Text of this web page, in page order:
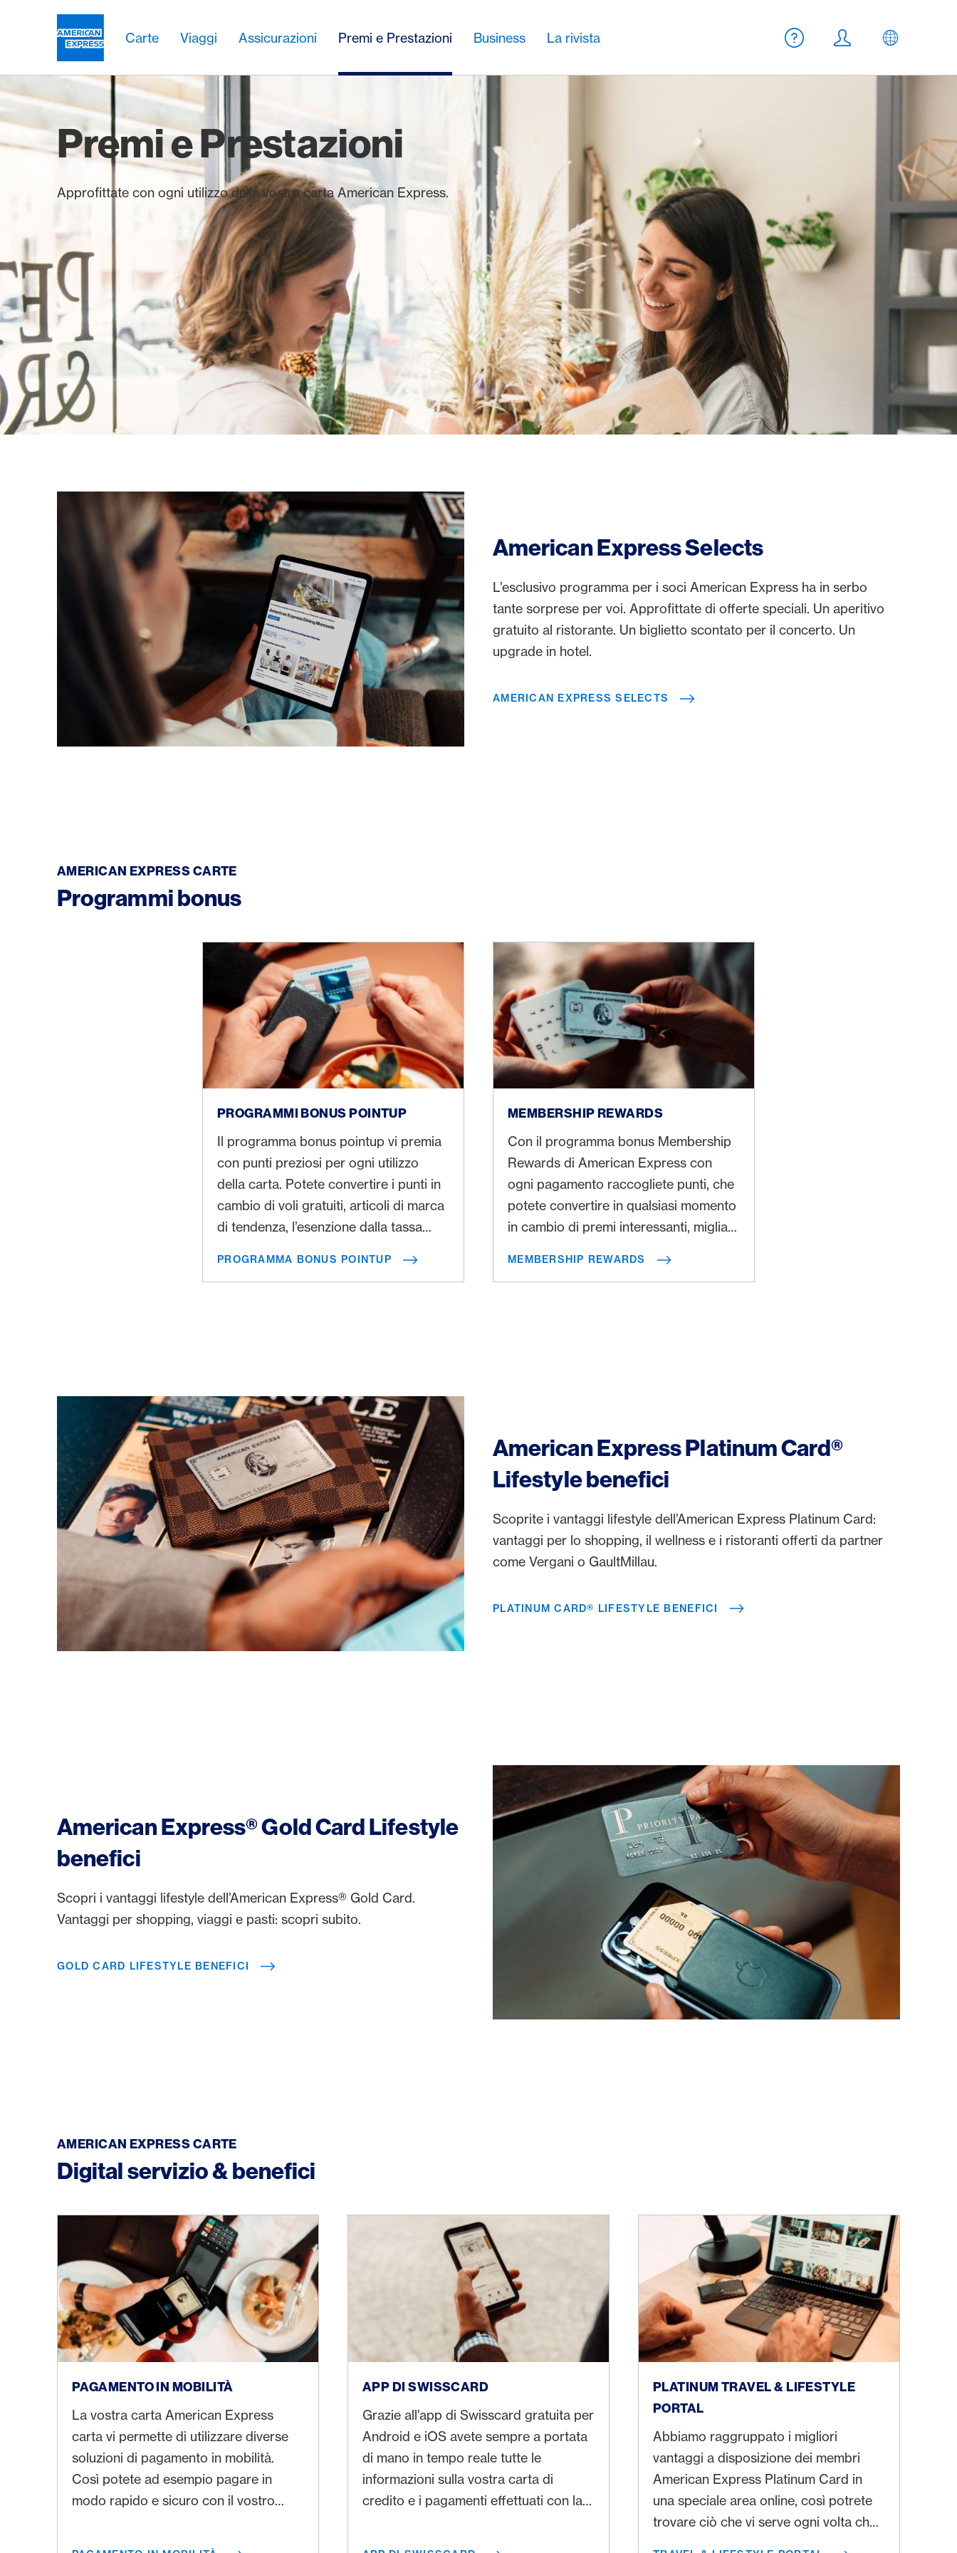
Carte Viaggi Assicurazioni Premi e Prestazioni Business La rivista
Meta Navigation
Aiuto
Login IT
Premi e Prestazioni
Approfittate con ogni utilizzo della vostra carta American Express.
American Express Selects
L’esclusivo programma per i soci American Express ha in serbo
tante sorprese per voi. Approfittate di offerte speciali. Un aperitivo
gratuito al ristorante. Un biglietto scontato per il concerto. Un
upgrade in hotel.
AMERICAN EXPRESS SELECTS
AMERICAN EXPRESS CARTE
Programmi bonus
PROGRAMMI BONUS POINTUP
Il programma bonus pointup vi premia
con punti preziosi per ogni utilizzo
della carta. Potete convertire i punti in
cambio di voli gratuiti, articoli di marca
di tendenza, l’esenzione dalla tassa
PROGRAMMA BONUS POINTUP
MEMBERSHIP REWARDS
Con il programma bonus Membership
Rewards di American Express con
ogni pagamento raccogliete punti, che
potete convertire in qualsiasi momento
in cambio di premi interessanti, miglia o
MEMBERSHIP REWARDS
American Express Platinum Card®
Lifestyle benefici
Scoprite i vantaggi lifestyle dell’American Express Platinum Card:
vantaggi per lo shopping, il wellness e i ristoranti offerti da partner
come Vergani o GaultMillau.
PLATINUM CARD® LIFESTYLE BENEFICI
American Express® Gold Card Lifestyle
benefici
Scopri i vantaggi lifestyle dell’American Express® Gold Card.
Vantaggi per shopping, viaggi e pasti: scopri subito.
GOLD CARD LIFESTYLE BENEFICI
AMERICAN EXPRESS CARTE
Digital servizio & benefici
PAGAMENTO IN MOBILITÀ
La vostra carta American Express
carta vi permette di utilizzare diverse
soluzioni di pagamento in mobilità.
Così potete ad esempio pagare in
modo rapido e sicuro con il vostro
APP DI SWISSCARD
Grazie all’app di Swisscard gratuita per
Android e iOS avete sempre a portata
di mano in tempo reale tutte le
informazioni sulla vostra carta di
credito e i pagamenti effettuati con la
PLATINUM TRAVEL & LIFESTYLE
PORTAL
Abbiamo raggruppato i migliori
vantaggi a disposizione dei membri
American Express Platinum Card in
una speciale area online, così potrete
trovare ciò che vi serve ogni volta che